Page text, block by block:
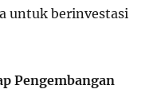
untuk berinvestasi
Pengembangan